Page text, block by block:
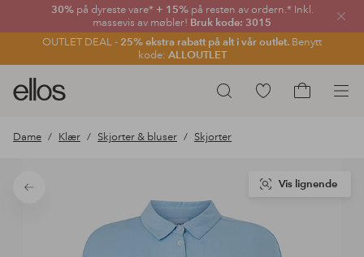
30% på dyreste vare* + 15%på resten av ordern.* Inkl.
massevis av møbler! Bruk kode: 3015
OUTLET DEAL - 25% ekstra rabatt på alt i vår outlet. Benytt
kode: ALLOUTLET
Lukk
Søk
Ellos
logo
gå
forsiden
Gå
Dame Klær Skjorter & bluser Skjorter
Tilbake
Vis lignende